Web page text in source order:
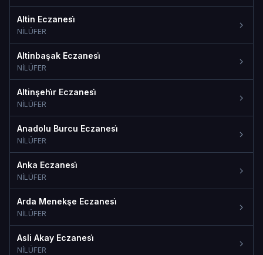
Altin Eczanesi̇
NİLÜFER
Altinbaşak Eczanesi̇
NİLÜFER
Altinşehi̇r Eczanesi̇
NİLÜFER
Anadolu Burcu Eczanesi̇
NİLÜFER
Anka Eczanesi̇
NİLÜFER
Arda Menekşe Eczanesi̇
NİLÜFER
Asli Akay Eczanesi̇
NİLÜFER